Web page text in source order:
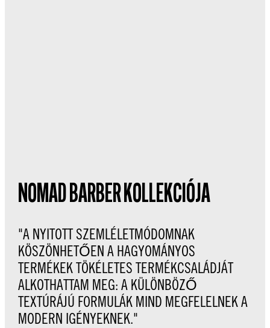
NOMAD BARBER KOLLEKCIÓJA
"A NYITOTT SZEMLÉLETMÓDOMNAK
KÖSZÖNHETŐEN A HAGYOMÁNYOS
TERMÉKEK TÖKÉLETES TERMÉKCSALÁDJÁT
ALKOTHATTAM MEG: A KÜLÖNBÖZŐ
TEXTÚRÁJÚ FORMULÁK MIND MEGFELELNEK A
MODERN IGÉNYEKNEK."